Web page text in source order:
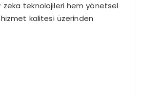
zeka teknolojileri hem yönetsel
hizmet kalitesi üzerinden